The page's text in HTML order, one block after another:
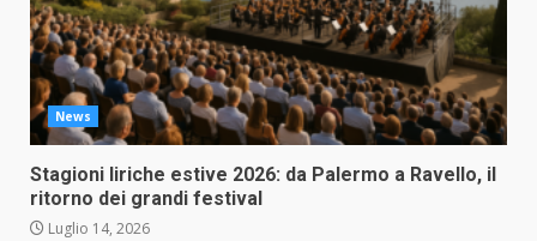
News
Stagioni liriche estive 2026: da Palermo a Ravello, il
ritorno dei grandi festival
Luglio 14, 2026